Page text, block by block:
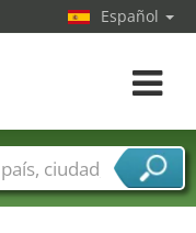
Español
toggle
Ciudades